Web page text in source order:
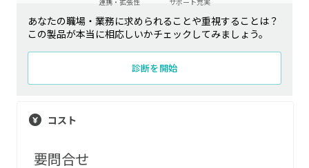
あなたの職場・業務に求められることや重視することは？
この製品が本当に相応しいかチェックしてみましょう。
診断を開始
コスト
要問合せ